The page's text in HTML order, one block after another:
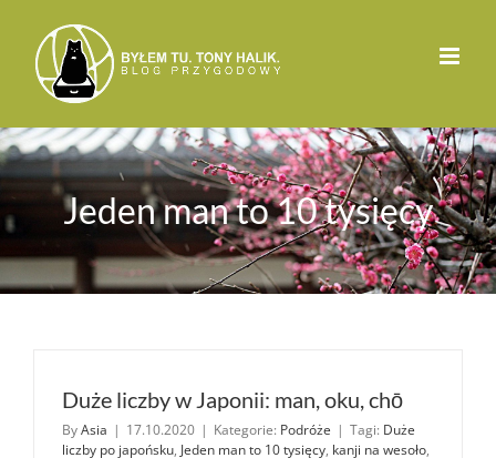
zawartości
Jeden man to 10 tysięcy
Duże liczby w Japonii: man, oku, chō
ByAsia | 17.10.2020 | Kategorie: Podróże | Tagi: Duże
liczby po japońsku, Jeden man to 10 tysięcy, kanji na wesoło,